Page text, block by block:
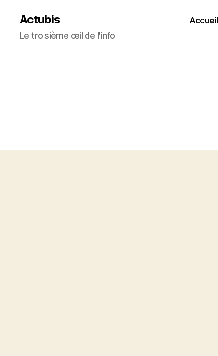
Actubis
Le troisième œil de l'info
Accueil